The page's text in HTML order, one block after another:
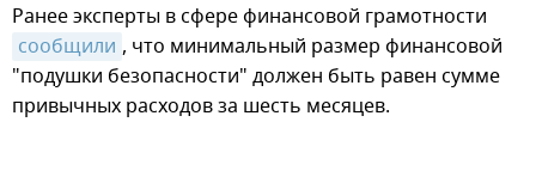
Ранее эксперты в сфере финансовой грамотности
сообщили , что минимальный размер финансовой
"подушки безопасности" должен быть равен сумме
привычных расходов за шесть месяцев.